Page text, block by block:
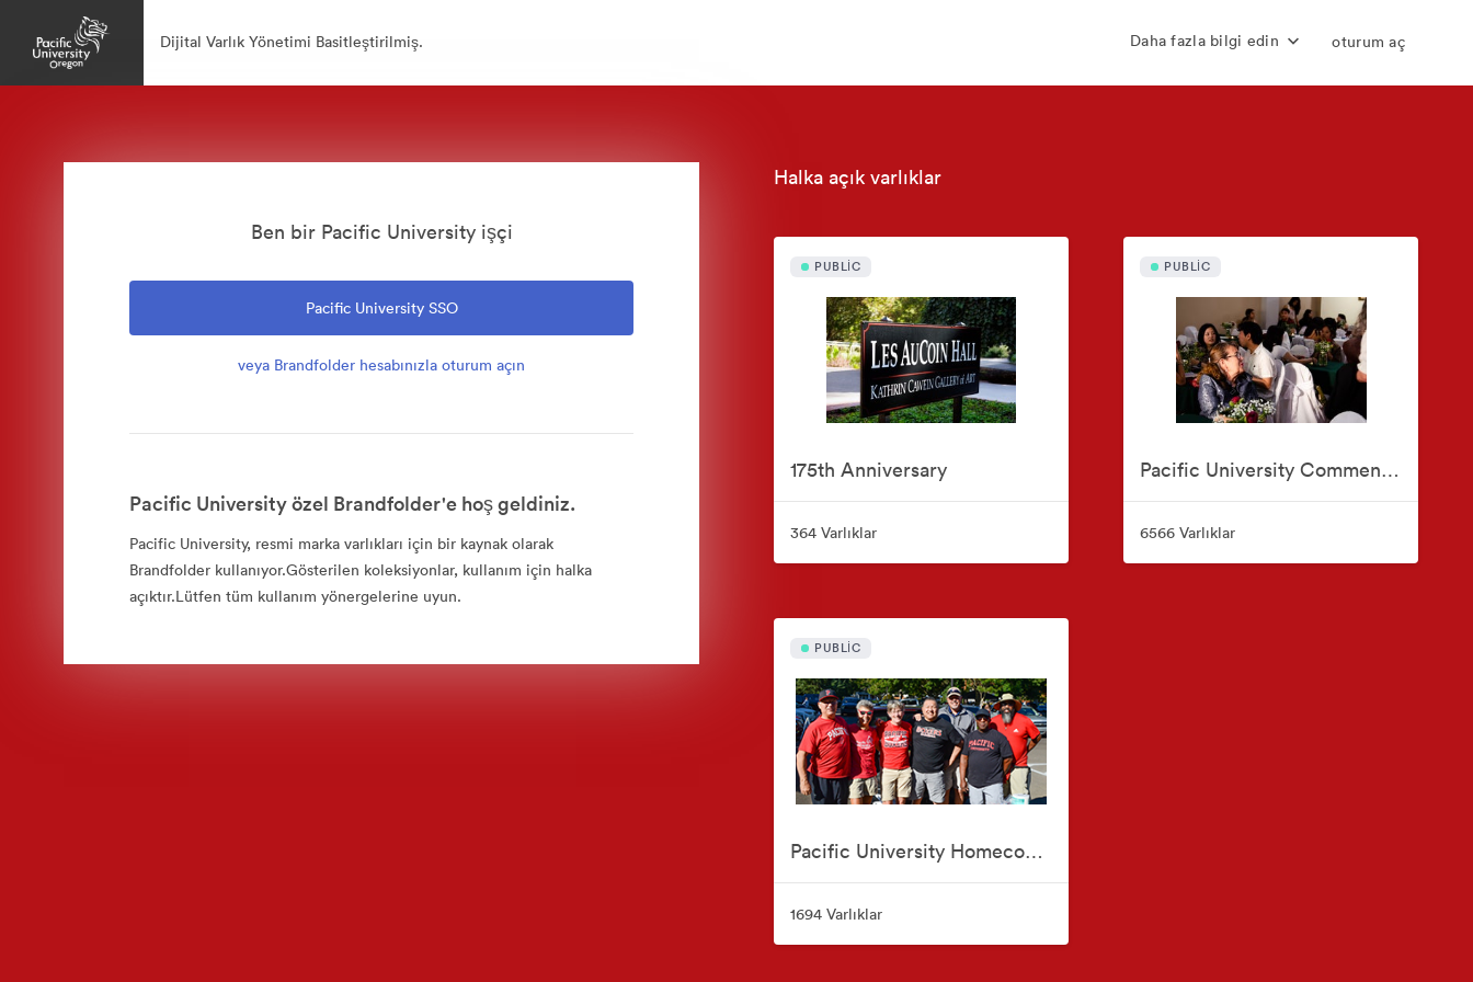
Dijital Varlık Yönetimi Basitleştirilmiş. Daha fazla bilgi edin oturum aç
Ben bir Pacific University işçi
Pacific University SSO
veya Brandfolder hesabınızla oturum açın
Pacific University özel Brandfolder'e hoş geldiniz.
Pacific University, resmi marka varlıkları için bir kaynak olarak
Brandfolder kullanıyor.Gösterilen koleksiyonlar, kullanım için halka
açıktır.Lütfen tüm kullanım yönergelerine uyun.
Halka açık varlıklar
PUBLIC
175th Anniversary
364 Varlıklar
PUBLIC
Pacific University Commencements
6566 Varlıklar
PUBLIC
Pacific University Homecoming, Family Weekend & Reunions
1694 Varlıklar